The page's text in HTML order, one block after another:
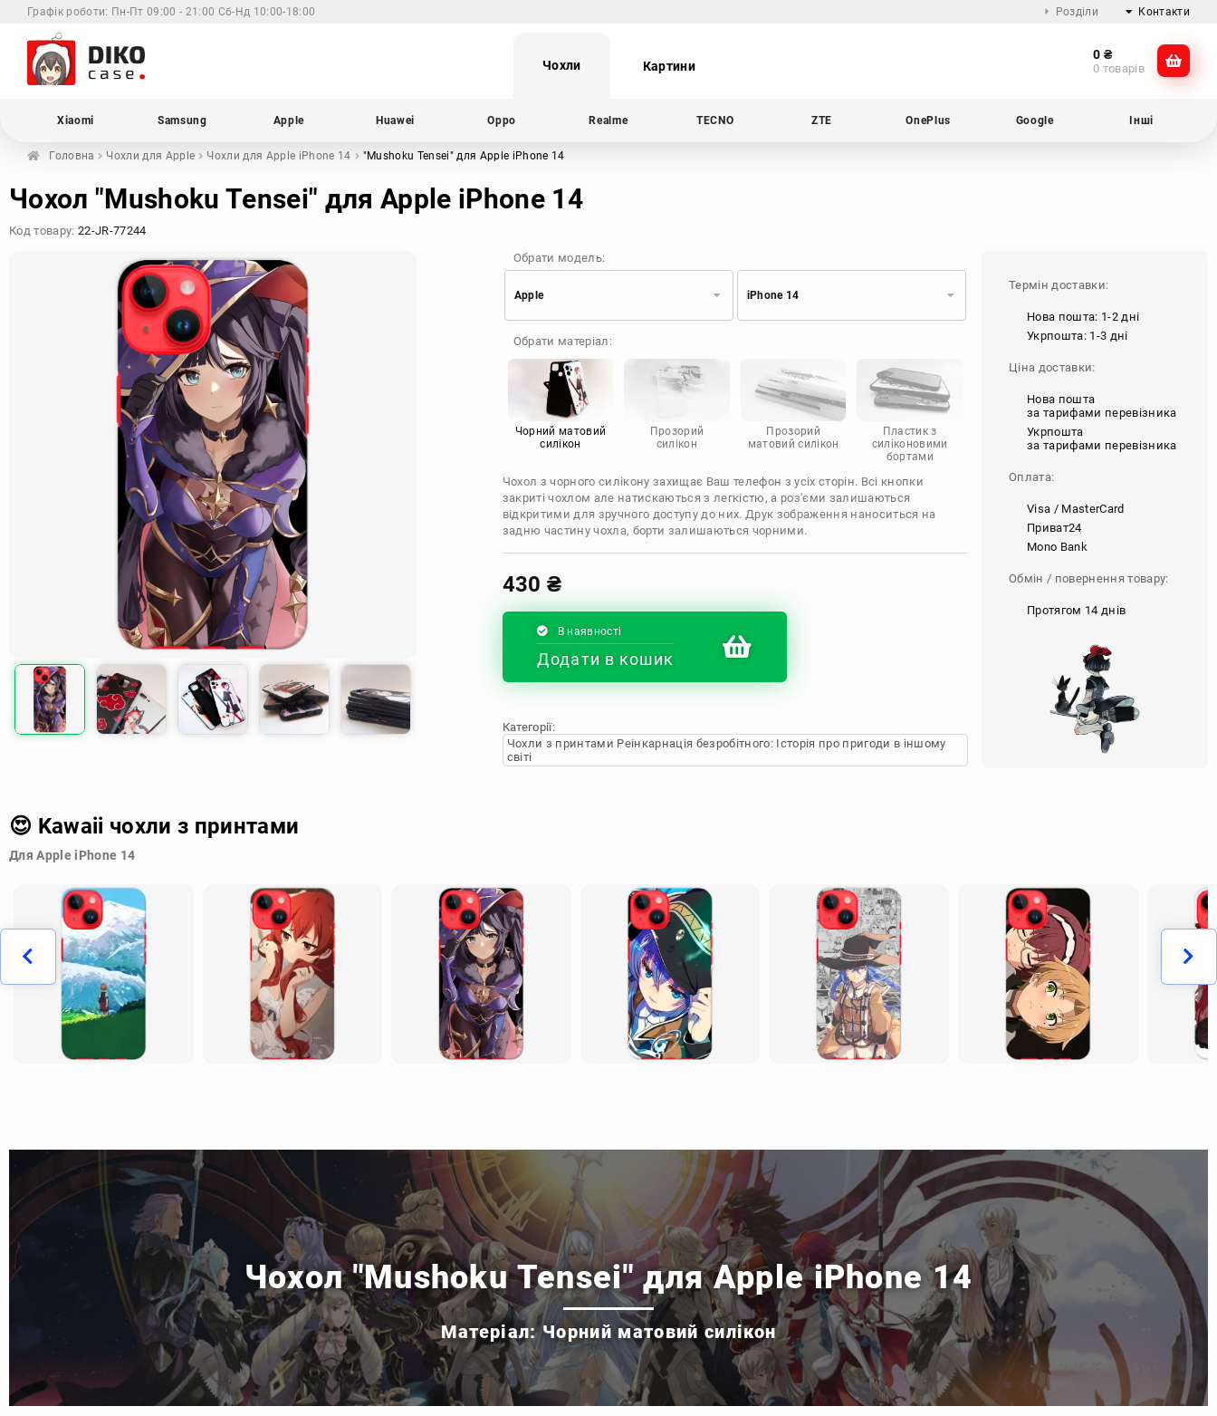
Графік роботи: Пн-Пт 09:00 - 21:00 Сб-Нд 10:00-18:00 Розділи Контакти
@dikocase
Чохли Картини
0 ₴
0 товарів
Xiaomi Samsung Apple Huawei Oppo Realme TECNO ZTE OnePlus Google Інші
Головна Чохли для Apple Чохли для Apple iPhone 14 "Mushoku Tensei" для Apple iPhone 14
Чохол "Mushoku Tensei" для Apple iPhone 14
Код товару: 22-JR-77244
Обрати модель:
Apple
Samsung
Apple
Oppo
Realme
OnePlus
Google
Doogee
Motorola
iPhone 14
Обрати матеріал:
Чорний матовий
силікон
Прозорий
силікон
Прозорий
матовий силікон
Пластик з
силіконовими
бортами
Чохол з чорного силікону захищає Ваш телефон з усіх сторін. Всі кнопки
закриті чохлом але натискаються з легкістю, а роз'єми залишаються
відкритими для зручного доступу до них. Друк зображення наноситься на
задню частину чохла, борти залишаються чорними.
430 ₴
В наявності
Додати в кошик
Категорії:
Чохли з принтами Реінкарнація безробітного: Історія про пригоди в іншому
світі
Термін доставки:
Нова пошта: 1-2 дні
Укрпошта: 1-3 дні
Ціна доставки:
Нова пошта
за тарифами перевізника
Укрпошта
за тарифами перевізника
Оплата:
Visa / MasterCard
Приват24
Mono Bank
Обмін / повернення товару:
Протягом 14 днів
😍 Kawaii чохли з принтами
Для Apple iPhone 14
Чохол "Mushoku Tensei" для Apple iPhone 14
Матеріал: Чорний матовий силікон